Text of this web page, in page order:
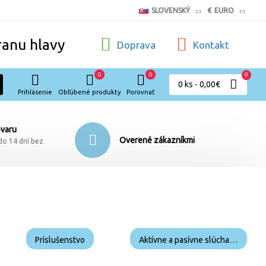
SLOVENSKÝ € EURO
hlavy Doprava Kontakt
Prihlásenie Obľúbené produkty
0
Porovnať
0
0 ks - 0,00€
0
14 dní bez
Overené zákazníkmi
Príslušenstvo Aktívne a pasívne slúchadlá